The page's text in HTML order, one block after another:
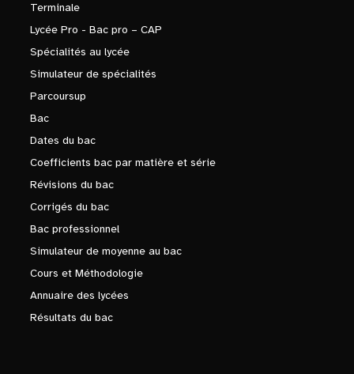
Terminale
Lycée Pro - Bac pro – CAP
Spécialités au lycée
Simulateur de spécialités
Parcoursup
Bac
Dates du bac
Coefficients bac par matière et série
Révisions du bac
Corrigés du bac
Bac professionnel
Simulateur de moyenne au bac
Cours et Méthodologie
Annuaire des lycées
Résultats du bac